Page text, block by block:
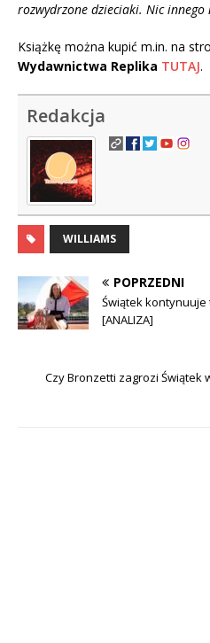
rozwydrzone dzieciaki. Nic innego
Książkę można kupić m.in. na
Wydawnictwa Replika TUTAJ.
Redakcja
WILLIAMS
POPRZEDNI
Świątek
[ANALIZA]
Czy Bronzetti zagrozi Świątek